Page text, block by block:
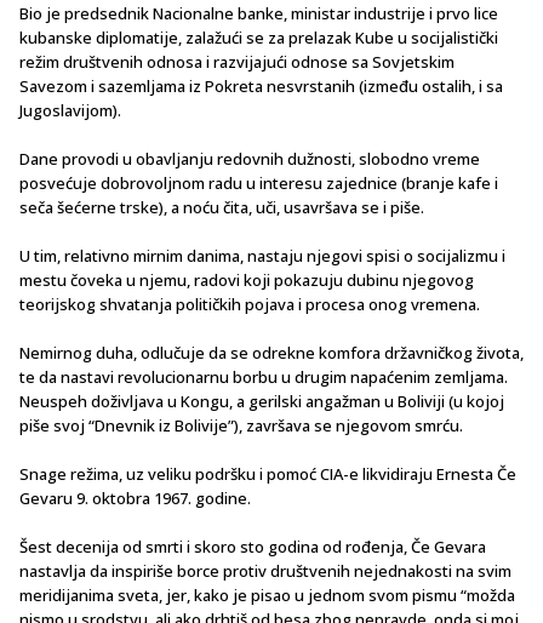
Bio je predsednik Nacionalne banke, ministar industrije i prvo lice
kubanske diplomatije, zalažući se za prelazak Kube u socijalistički
režim društvenih odnosa i razvijajući odnose sa Sovjetskim
Savezom i sazemljama iz Pokreta nesvrstanih (između ostalih, i sa
Jugoslavijom).
Dane provodi u obavljanju redovnih dužnosti, slobodno vreme
posvećuje dobrovoljnom radu u interesu zajednice (branje kafe i
seča šećerne trske), a noću čita, uči, usavršava se i piše.
U tim, relativno mirnim danima, nastaju njegovi spisi o socijalizmu i
mestu čoveka u njemu, radovi koji pokazuju dubinu njegovog
teorijskog shvatanja političkih pojava i procesa onog vremena.
Nemirnog duha, odlučuje da se odrekne komfora državničkog života,
te da nastavi revolucionarnu borbu u drugim napaćenim zemljama.
Neuspeh doživljava u Kongu, a gerilski angažman u Boliviji (u kojoj
piše svoj “Dnevnik iz Bolivije”), završava se njegovom smrću.
Snage režima, uz veliku podršku i pomoć CIA-e likvidiraju Ernesta Če
Gevaru 9. oktobra 1967. godine.
Šest decenija od smrti i skoro sto godina od rođenja, Če Gevara
nastavlja da inspiriše borce protiv društvenih nejednakosti na svim
meridijanima sveta, jer, kako je pisao u jednom svom pismu “možda